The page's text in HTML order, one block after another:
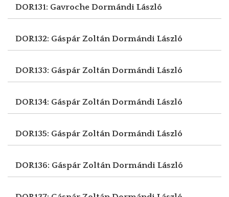
DOR131: Gavroche Dormándi László
DOR132: Gáspár ZoltánDormándi László
DOR133: Gáspár ZoltánDormándi László
DOR134: Gáspár ZoltánDormándi László
DOR135: Gáspár ZoltánDormándi László
DOR136: Gáspár ZoltánDormándi László